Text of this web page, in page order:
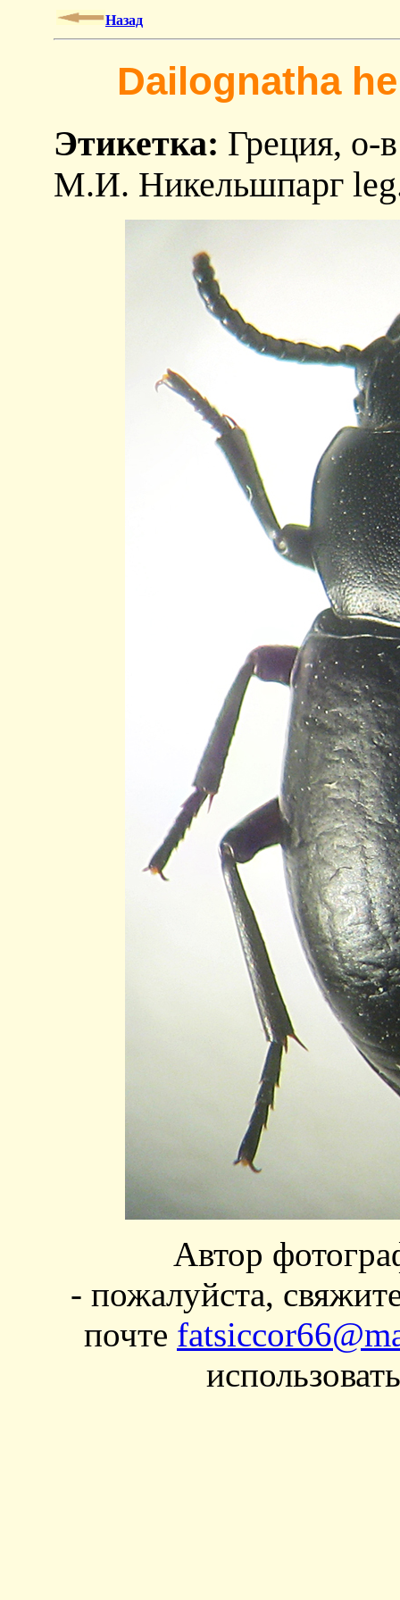
Назад
Dailognatha
Этикетка: Греция, о-
М.И. Никельшпарг
Автор
- пожалуйста,
почте